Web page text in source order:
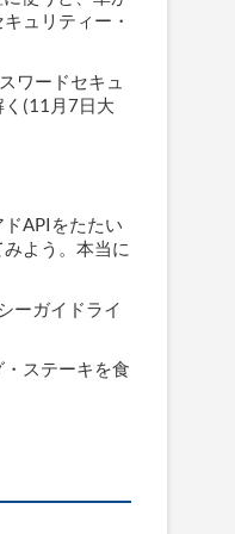
ュリティー・
ワードセキュ
く(11月7日大
APIをたたい
よう。本当に
ーガイドライ
ステーキを食